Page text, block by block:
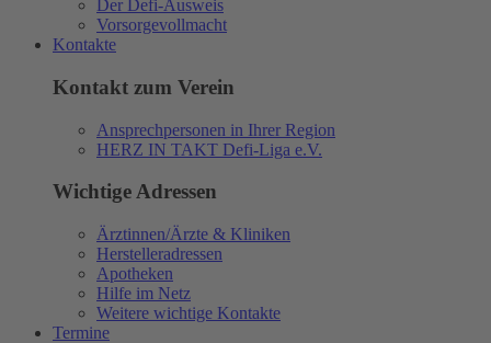
Der Defi-Ausweis
Vorsorgevollmacht
Kontakte
Kontakt zum Verein
Ansprechpersonen in Ihrer Region
HERZ IN TAKT Defi-Liga e.V.
Wichtige Adressen
Ärztinnen/Ärzte & Kliniken
Herstelleradressen
Apotheken
Hilfe im Netz
Weitere wichtige Kontakte
Termine